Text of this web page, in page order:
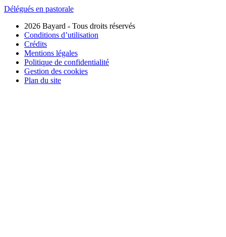
Délégués en pastorale
2026 Bayard - Tous droits réservés
Conditions d’utilisation
Crédits
Mentions légales
Politique de confidentialité
Gestion des cookies
Plan du site